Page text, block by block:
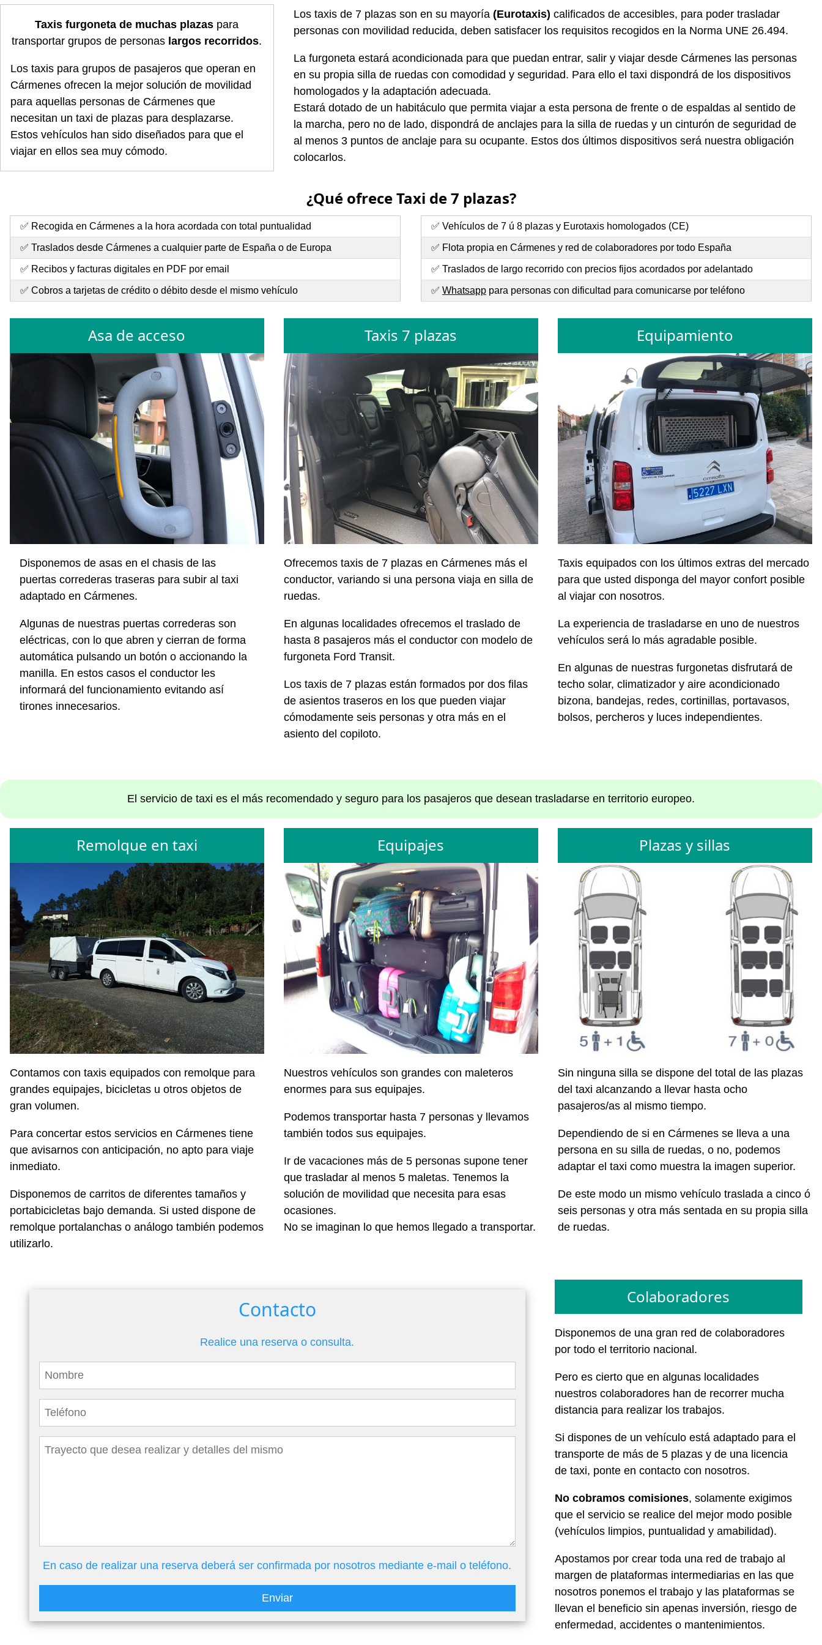
Taxis furgoneta de muchas plazas para
transportar grupos de personas largos recorridos.
Los taxis para grupos de pasajeros que operan en
Cármenes ofrecen la mejor solución de movilidad
para aquellas personas de Cármenes que
necesitan un taxi de plazas para desplazarse.
Estos vehículos han sido diseñados para que el
viajar en ellos sea muy cómodo.
Los taxis de 7 plazas son en su mayoría (Eurotaxis) calificados de accesibles, para poder trasladar
personas con movilidad reducida, deben satisfacer los requisitos recogidos en la Norma UNE 26.494.
La furgoneta estará acondicionada para que puedan entrar, salir y viajar desde Cármenes las personas
en su propia silla de ruedas con comodidad y seguridad. Para ello el taxi dispondrá de los dispositivos
homologados y la adaptación adecuada.
Estará dotado de un habitáculo que permita viajar a esta persona de frente o de espaldas al sentido de
la marcha, pero no de lado, dispondrá de anclajes para la silla de ruedas y un cinturón de seguridad de
al menos 3 puntos de anclaje para su ocupante. Estos dos últimos dispositivos será nuestra obligación
colocarlos.
¿Qué ofrece Taxi de 7 plazas?
✅ Recogida en Cármenes a la hora acordada con total puntualidad
✅ Traslados desde Cármenes a cualquier parte de España o de Europa
✅ Recibos y facturas digitales en PDF por email
✅ Cobros a tarjetas de crédito o débito desde el mismo vehículo
✅ Vehículos de 7 ú 8 plazas y Eurotaxis homologados (CE)
✅ Flota propia en Cármenes y red de colaboradores por todo España
✅ Traslados de largo recorrido con precios fijos acordados por adelantado
✅ Whatsapppara personas con dificultad para comunicarse por teléfono
Asa de acceso
Disponemos de asas en el chasis de las
puertas correderas traseras para subir al taxi
adaptado en Cármenes.
Algunas de nuestras puertas correderas son
eléctricas, con lo que abren y cierran de forma
automática pulsando un botón o accionando la
manilla. En estos casos el conductor les
informará del funcionamiento evitando así
tirones innecesarios.
Taxis 7 plazas
Ofrecemos taxis de 7 plazas en Cármenes más el
conductor, variando si una persona viaja en silla de
ruedas.
En algunas localidades ofrecemos el traslado de
hasta 8 pasajeros más el conductor con modelo de
furgoneta Ford Transit.
Los taxis de 7 plazas están formados por dos filas
de asientos traseros en los que pueden viajar
cómodamente seis personas y otra más en el
asiento del copiloto.
Equipamiento
Taxis equipados con los últimos extras del mercado
para que usted disponga del mayor confort posible
al viajar con nosotros.
La experiencia de trasladarse en uno de nuestros
vehículos será lo más agradable posible.
En algunas de nuestras furgonetas disfrutará de
techo solar, climatizador y aire acondicionado
bizona, bandejas, redes, cortinillas, portavasos,
bolsos, percheros y luces independientes.
El servicio de taxi es el más recomendado y seguro para los pasajeros que desean trasladarse en territorio europeo.
Remolque en taxi
Contamos con taxis equipados con remolque para
grandes equipajes, bicicletas u otros objetos de
gran volumen.
Para concertar estos servicios en Cármenes tiene
que avisarnos con anticipación, no apto para viaje
inmediato.
Disponemos de carritos de diferentes tamaños y
portabicicletas bajo demanda. Si usted dispone de
remolque portalanchas o análogo también podemos
utilizarlo.
Equipajes
Nuestros vehículos son grandes con maleteros
enormes para sus equipajes.
Podemos transportar hasta 7 personas y llevamos
también todos sus equipajes.
Ir de vacaciones más de 5 personas supone tener
que trasladar al menos 5 maletas. Tenemos la
solución de movilidad que necesita para esas
ocasiones.
No se imaginan lo que hemos llegado a transportar.
Plazas y sillas
Sin ninguna silla se dispone del total de las plazas
del taxi alcanzando a llevar hasta ocho
pasajeros/as al mismo tiempo.
Dependiendo de si en Cármenes se lleva a una
persona en su silla de ruedas, o no, podemos
adaptar el taxi como muestra la imagen superior.
De este modo un mismo vehículo traslada a cinco ó
seis personas y otra más sentada en su propia silla
de ruedas.
Contacto
Realice una reserva o consulta.
En caso de realizar una reserva deberá ser confirmada por nosotros mediante e-mail o teléfono.
Enviar
Colaboradores
Disponemos de una gran red de colaboradores
por todo el territorio nacional.
Pero es cierto que en algunas localidades
nuestros colaboradores han de recorrer mucha
distancia para realizar los trabajos.
Si dispones de un vehículo está adaptado para el
transporte de más de 5 plazas y de una licencia
de taxi, ponte en contacto con nosotros.
No cobramos comisiones, solamente exigimos
que el servicio se realice del mejor modo posible
(vehículos limpios, puntualidad y amabilidad).
Apostamos por crear toda una red de trabajo al
margen de plataformas intermediarias en las que
nosotros ponemos el trabajo y las plataformas se
llevan el beneficio sin apenas inversión, riesgo de
enfermedad, accidentes o mantenimientos.